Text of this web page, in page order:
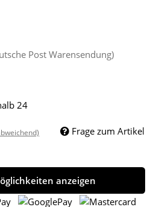
Post Warensendung)
24
Frage zum Artikel
anzeigen